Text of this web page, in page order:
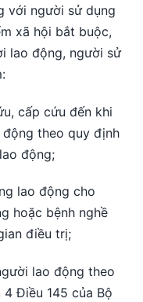
với người sử dụng
xã hội bắt buộc,
lao động, người sử
cấp cứu đến khi
theo quy định
động;
lao động cho
hoặc bệnh nghề
điều trị;
lao động theo
Điều 145 của Bộ